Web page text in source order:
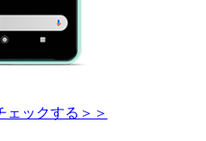
ックする＞＞